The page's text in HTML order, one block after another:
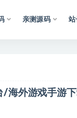
亲测源码 站
/海外游戏手游